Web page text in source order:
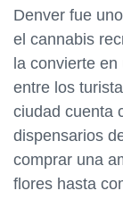
Denver fue
el cannabis
la convierte
entre los
ciudad cuenta
dispensarios
comprar una
flores hasta